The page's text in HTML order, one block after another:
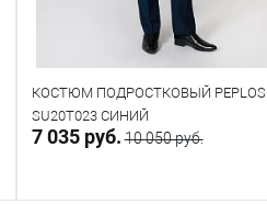
КОСТЮМ ПОДРОСТКОВЫЙ PEPLOS
SU20T023 СИНИЙ
7 035 руб. 10 050 руб.